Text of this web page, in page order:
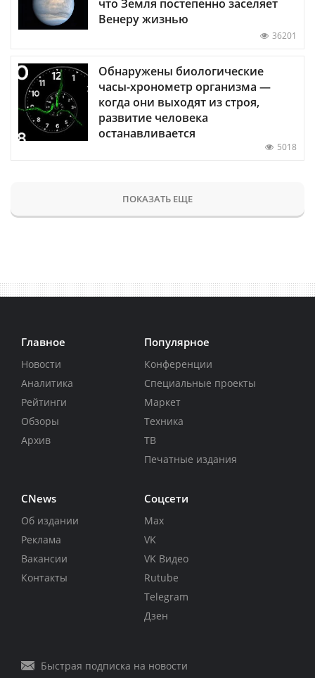
что Земля постепенно заселяет
Венеру жизнью
36201
Обнаружены биологические
часы-хронометр организма —
когда они выходят из строя,
развитие человека
останавливается
5018
ПОКАЗАТЬ ЕЩЕ
Главное
Новости
Аналитика
Рейтинги
Обзоры
Архив
Популярное
Конференции
Специальные проекты
Маркет
Техника
ТВ
Печатные издания
CNews
Об издании
Реклама
Вакансии
Контакты
Соцсети
Max
VK
VK Видео
Rutube
Telegram
Дзен
Быстрая подписка на новости